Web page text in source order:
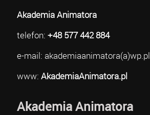
Akademia Animatora
telefon: +48 577 442 884
e-mail: akademiaanimatora(a)wp.pl
www: AkademiaAnimatora.pl
Akademia Animatora